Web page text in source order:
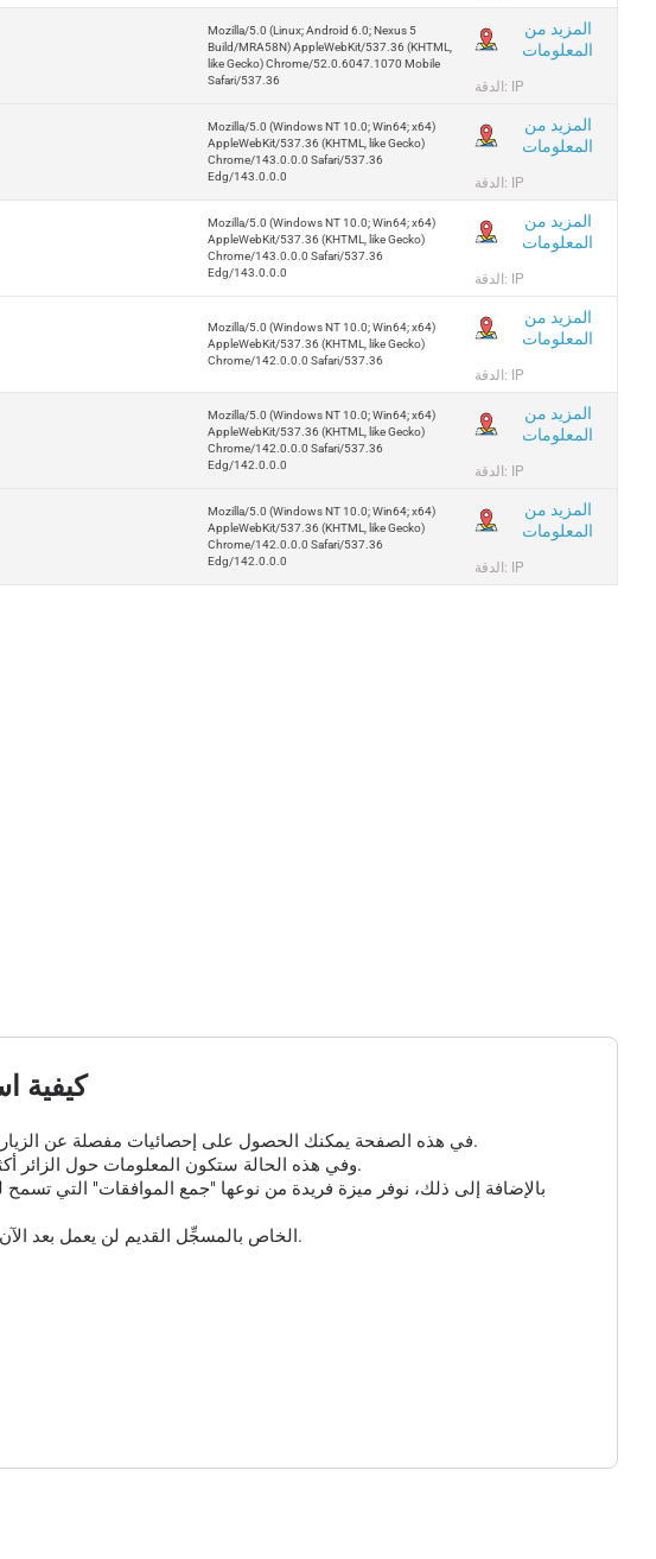
Mozilla/5.0 (Linux; Android 6.0; Nexus 5
Build/MRA58N) AppleWebKit/537.36 (KHTML,
like Gecko) Chrome/52.0.6047.1070 Mobile
Safari/537.36
المزيد من
المعلومات
الدقة: IP
Mozilla/5.0 (Windows NT 10.0; Win64; x64)
AppleWebKit/537.36 (KHTML, like Gecko)
Chrome/143.0.0.0 Safari/537.36
Edg/143.0.0.0
المزيد من
المعلومات
الدقة: IP
Mozilla/5.0 (Windows NT 10.0; Win64; x64)
AppleWebKit/537.36 (KHTML, like Gecko)
Chrome/143.0.0.0 Safari/537.36
Edg/143.0.0.0
المزيد من
المعلومات
الدقة: IP
Mozilla/5.0 (Windows NT 10.0; Win64; x64)
AppleWebKit/537.36 (KHTML, like Gecko)
Chrome/142.0.0.0 Safari/537.36
المزيد من
المعلومات
الدقة: IP
Mozilla/5.0 (Windows NT 10.0; Win64; x64)
AppleWebKit/537.36 (KHTML, like Gecko)
Chrome/142.0.0.0 Safari/537.36
Edg/142.0.0.0
المزيد من
المعلومات
الدقة: IP
Mozilla/5.0 (Windows NT 10.0; Win64; x64)
AppleWebKit/537.36 (KHTML, like Gecko)
Chrome/142.0.0.0 Safari/537.36
Edg/142.0.0.0
المزيد من
المعلومات
الدقة: IP
كيفية
في هذه الصفحة يمكنك الحصول على إحصائيات مفصلة عن الزيارات إلى مسجلك الذي تم إنشاؤه. إذا لم تكن هناك معلومات هنا، فهذا يعني أنه لم ينقر أحد على الرابط الخاص بك حتى الآن.
بالنسبة للروابط القصيرة ومسجل GPS، يمكنك تمكين الخيار الإضافي "جمع البيانات الذكية" و "جمع بيانات GPS"، وفي هذه الحالة ستكون المعلومات حول الزائر أكثر تفصيلاً.
بالإضافة إلى ذلك، نوفر ميزة فريدة من نوعها "جمع الموافقات" التي
وأخيراً، يمكنك تخصيص عنوان URL للرابط القصير الخاص بك واختيار أحد النطاقات المتاحة. يُرجى ملاحظة أن عنوان URL الخاص بالمسجِّل القديم لن يعمل بعد الآن.